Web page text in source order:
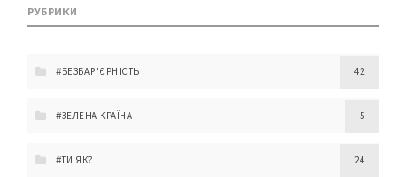
РУБРИКИ
#БЕЗБАР'ЄРНІСТЬ 42
#ЗЕЛЕНА КРАЇНА 5
#ТИ ЯК? 24